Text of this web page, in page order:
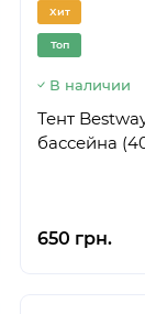
Хит
Топ
В наличии
Тент
бассейна
650 грн.